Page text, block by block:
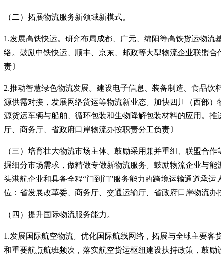
（二）拓展物流服务新领域新模式。
1.发展高铁快运。研究布局成都、广元、绵阳等高铁货运物
络。鼓励中铁快运、顺丰、京东、邮政等大型物流企业联盟
责〕
2.推动智慧绿色物流发展。建设电子信息、装备制造、食品
源供需对接，发展网络货运等物流新业态。加快四川（西部
源货运车辆与船舶、循环包装和生物降解包装材料的应用。
厅、商务厅、省政府口岸物流办按职责分工负责〕
（三）培育壮大物流市场主体。鼓励采用兼并重组、联盟合
掘细分市场需求，做精做专做新物流服务。鼓励物流企业与
头港航企业和具备全程“门到门”服务能力的跨境运输通道承
位：省发展改革委、商务厅、交通运输厅、省政府口岸物流办
（四）提升国际物流服务能力。
1.发展国际航空物流。优化国际航线网络，拓展与全球主要客
和重要航点航班频次，落实航空货运枢纽建设扶持政策，鼓